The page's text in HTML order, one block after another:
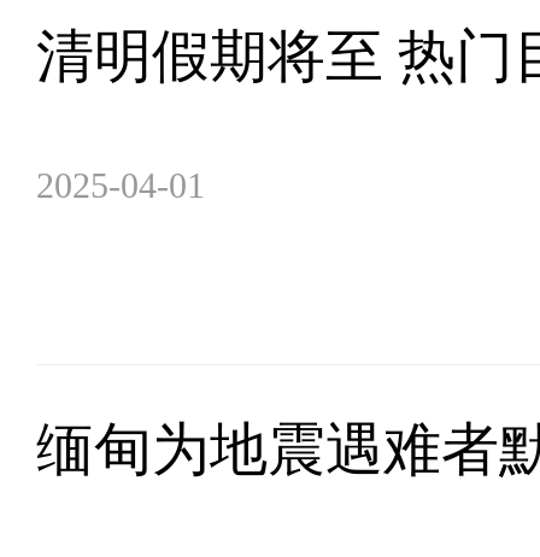
清明假期将至 热门
2025-04-01
缅甸为地震遇难者